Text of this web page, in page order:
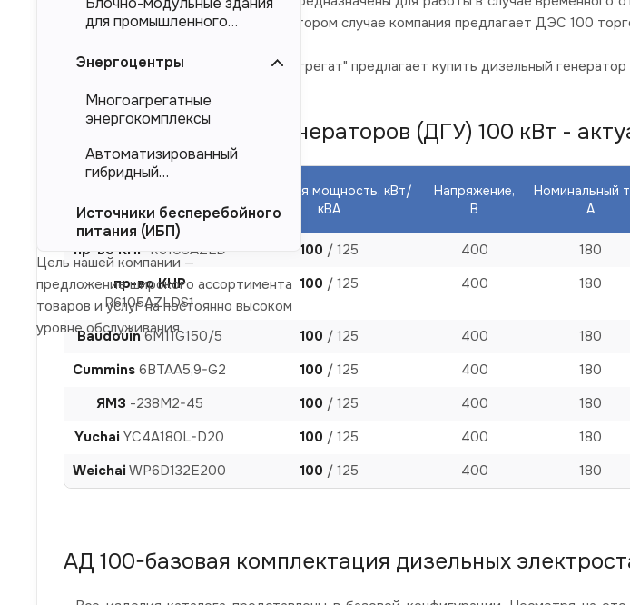
магистральных электросетей. Во втором случае компания предлагает ДЭС 100
Компания "Торговый Дом Электроагрегат" предлагает купить дизельный
Модели дизельных генераторов (ДГУ) 100 кВт -
Двигатель
Основная мощность, кВт/
кВА
Напряжение,
В
Номинальный
А
пр-во КНР R6105AZLD 100 / 125 400 180
пр-во КНР
R6105AZLDS1
100 / 125 400 180
Baudouin6M11G150/5 100 / 125 400 180
Cummins 6BTAA5,9-G2 100 / 125 400 180
ЯМЗ -238М2-45 100 / 125 400 180
Yuchai YC4A180L-D20 100 / 125 400 180
Weichai WP6D132E200 100 / 125 400 180
АД 100-базовая комплектация дизельных
для промышленного
оборудования (БМЗ)
Энергоцентры
Многоагрегатные
энергокомплексы
Автоматизированный
гибридный
Источники бесперебойного
питания (ИБП)
Цель нашей компании —
предложение широкого ассортимента
товаров и услуг на постоянно высоком
уровне обслуживания.